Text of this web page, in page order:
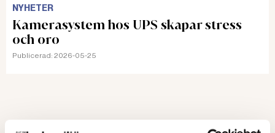
NYHETER
Kamerasystem hos UPS skapar stress
och oro
Publicerad: 2026-05-25